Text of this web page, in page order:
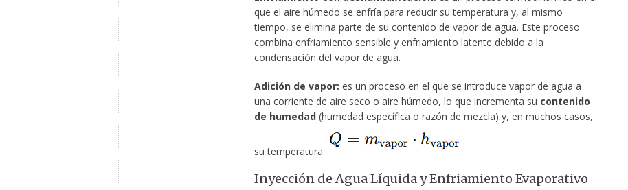
que el aire húmedo se enfría para reducir su temperatura y, al mismo
tiempo, se elimina parte de su contenido de vapor de agua. Este proceso
combina enfriamiento sensible y enfriamiento latente debido a la
condensación del vapor de agua.
Adición de vapor: es un proceso en el que se introduce vapor de agua a
una corriente de aire seco o aire húmedo, lo que incrementa su contenido
de humedad(humedad específica o razón de mezcla) y, en muchos casos,
su temperatura.
Inyección de Agua Líquida y Enfriamiento Evaporativo